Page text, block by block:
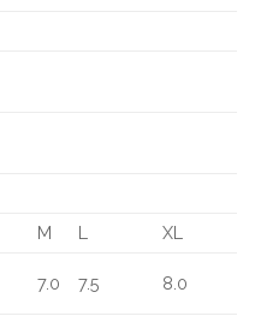
M L
XL
7.0 7.5 8.0